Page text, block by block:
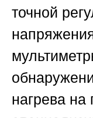
точной
нагрева на